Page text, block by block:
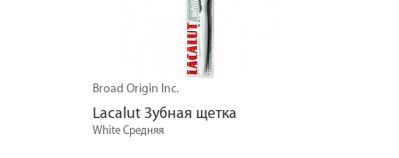
Broad Origin Inc.
Lacalut Зубная щетка
White Средняя